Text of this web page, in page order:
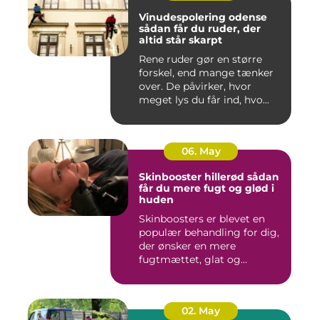
Vinudespolering odense
sådan får du ruder, der
altid står skarpt
Rene ruder gør en større
forskel, end mange tænker
over. De påvirker, hvor
meget lys du får ind, hvo...
06. May
Skinbooster hillerød sådan
får du mere fugt og glød i
huden
Skinboosters er blevet en
populær behandling for dig,
der ønsker en mere
fugtmættet, glat og
02. May